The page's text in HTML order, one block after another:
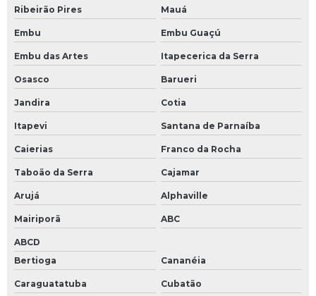
Sensores ópticos de barreira
Servo drive resolver
Servo motor com encoder
Servo motor encoders resolver
Servo motor resolver
Servo válvula proporcional
Servo válvulas
Servo válvulas hidráulicas
Servoacionamentos
Sistema de servoacionamento
Teclado de membrana industrial
Teclado industrial
Ribeirão Pires Mauá
Embu Embu Guaçú
Embu das Artes Itapecerica da Serra
Osasco Barueri
Jandira Cotia
Itapevi Santana de Parnaíba
Caierias Franco da Rocha
Taboão da Serra Cajamar
Arujá Alphaville
Mairiporã ABC
ABCD
Bertioga
Cananéia
Caraguatatuba Cubatão